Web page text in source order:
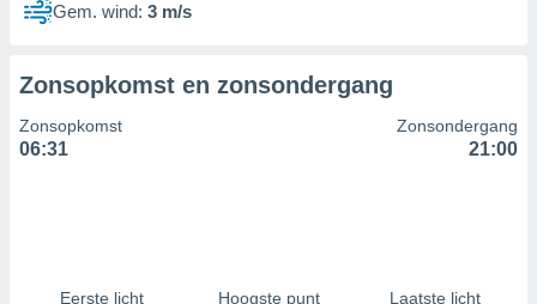
Gem. wind: 3 m/s
Zonsopkomst en zonsondergang
Zonsopkomst
06:31
Zonsondergang
21:00
Eerste licht
Hoogste punt
Laatste licht